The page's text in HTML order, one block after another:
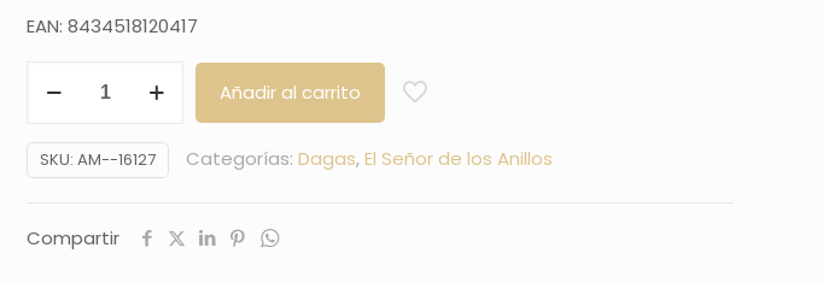
EAN: 8434518120417
Frodo
replica
oficial,el
Añadir al carrito
SKU: AM--16127 Categorías: Dagas,El Señor de los Anillos
Compartir